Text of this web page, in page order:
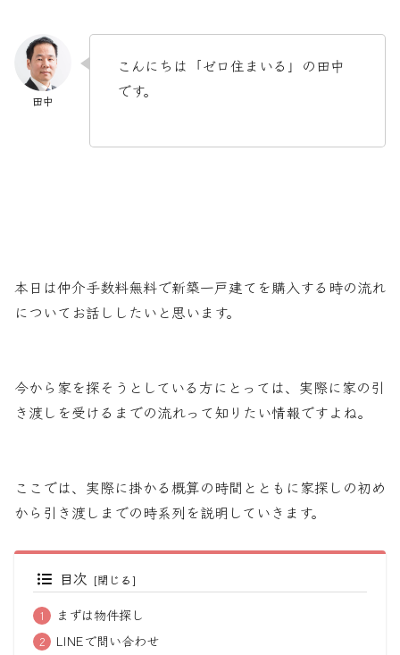
こんにちは「ゼロ住まいる」の田中
です。
本日は仲介手数料無料で新築一戸建てを購入する時の流れ
についてお話ししたいと思います。
今から家を探そうとしている方にとっては、実際に家の引
き渡しを受けるまでの流れって知りたい情報ですよね。
ここでは、実際に掛かる概算の時間とともに家探しの初め
から引き渡しまでの時系列を説明していきます。
目次
まずは物件探し
LINEで問い合わせ